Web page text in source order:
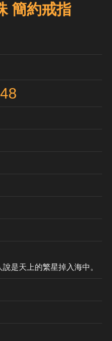
簡約戒指
是天上的繁星掉入海中。